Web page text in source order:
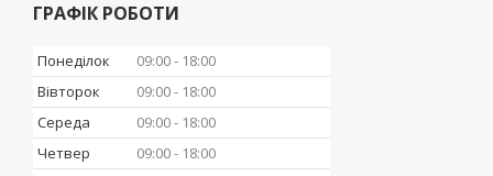
ГРАФІК РОБОТИ
Понеділок 09:00
18:00
Вівторок
09:00
18:00
Середа
09:00
18:00
Четвер
09:00
18:00